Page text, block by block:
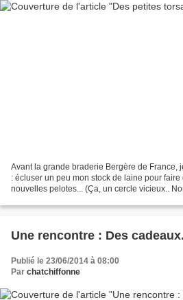
Avant la grande braderie Bergère de France,
: écluser un peu mon stock de laine pour
nouvelles pelotes... (Ça, un cercle vicieux..
Une rencontre : Des
Publié le 23/06/2014 à 08:00
Par chatchiffonne